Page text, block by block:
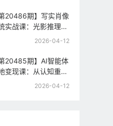
第20486期】写实肖像
实战课：光影推理、
图构成、色彩置换，手
法
2026-04-12
第20485期】AI智能体
变现课：从认知重构
Coze平台实操，精通
2026-04-12